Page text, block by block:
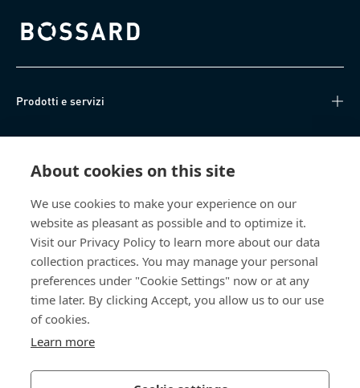
About cookies on this site
We use cookies to make your experience on our
website as pleasant as possible and to optimize it.
Visit our Privacy Policy to learn more about our data
collection practices. You may manage your personal
preferences under "Cookie Settings" now or at any
time later. By clicking Accept, you allow us to our use
of cookies.
Learn more
Bossard homepage
Prodotti e servizi
Knowledge Hub
Chi siamo
Bossard SA
Steinhauserstrasse 70
6301 Zug